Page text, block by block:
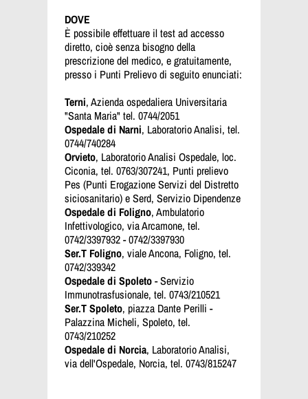
DOVE
È possibile effettuare il test ad accesso
diretto, cioè senza bisogno della
prescrizione del medico, e gratuitamente,
presso i Punti Prelievo di seguito enunciati:
Terni, Azienda ospedaliera Universitaria
"Santa Maria" tel. 0744/2051
Ospedale di Narni, Laboratorio Analisi, tel.
0744/740284
Orvieto, Laboratorio Analisi Ospedale, loc.
Ciconia, tel. 0763/307241, Punti prelievo
Pes (Punti Erogazione Servizi del Distretto
siciosanitario) e Serd, Servizio Dipendenze
Ospedale di Foligno, Ambulatorio
Infettivologico, via Arcamone, tel.
0742/3397932 - 0742/3397930
Ser.T Foligno, viale Ancona, Foligno, tel.
0742/339342
Ospedale di Spoleto- Servizio
Immunotrasfusionale, tel. 0743/210521
Ser.T Spoleto, piazza Dante Perilli -
Palazzina Micheli, Spoleto, tel.
0743/210252
Ospedale di Norcia, Laboratorio Analisi,
via dell'Ospedale, Norcia, tel. 0743/815247